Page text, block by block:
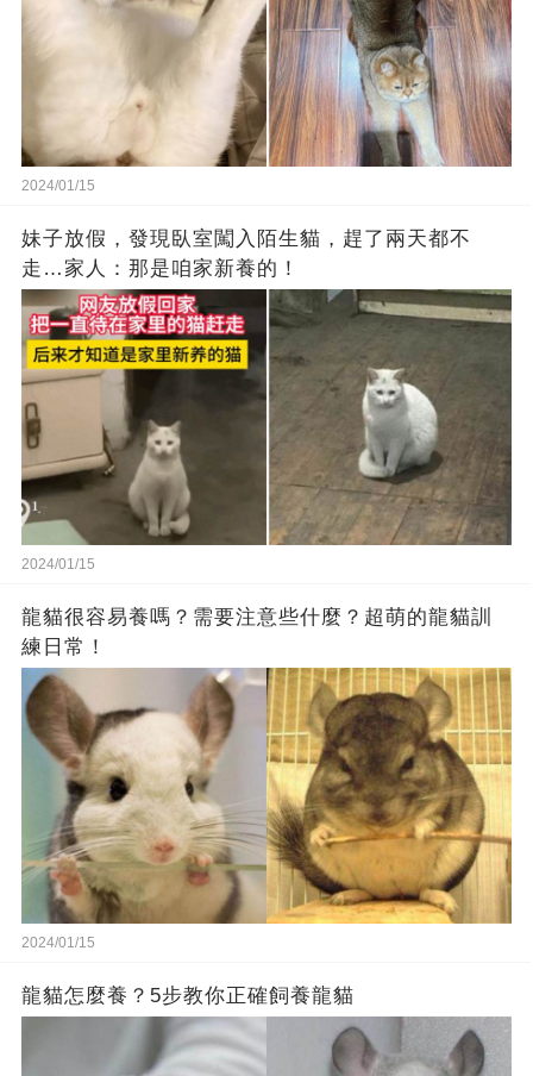
2024/01/15
妹子放假，發現臥室闖入陌生貓，趕了兩天都不
走…家人：那是咱家新養的！
2024/01/15
龍貓很容易養嗎？需要注意些什麼？超萌的龍貓訓
練日常！
2024/01/15
龍貓怎麼養？5步教你正確飼養龍貓